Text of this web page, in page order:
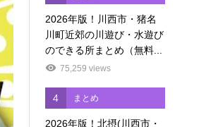
2026年版！川西市・猪名
川町近郊の川遊び・水遊び
のできる所まとめ（無料...
75,259 views
4 まとめ
2026年版！北摂(川西市・